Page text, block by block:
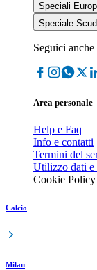
Speciali
Speciale
Seguici anche
Area personale
Help e Faq
Info e contatti
Termini del
Utilizzo dati e
Cookie Policy
Calcio
Milan